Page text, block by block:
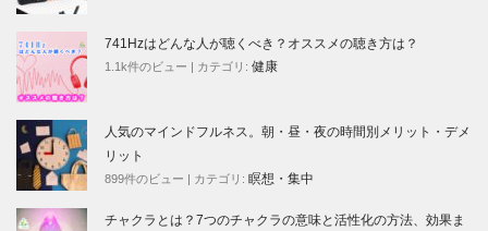
741Hzはどんな人が聴くべき？オススメの聴き方は？
1.1k件のビュー カテゴリ: 健康
人気のマインドフルネス。朝・昼・夜の時間別メリット・デメ
リット
899件のビュー カテゴリ: 瞑想・集中
チャクラとは？7つのチャクラの意味と活性化の方法、効果ま